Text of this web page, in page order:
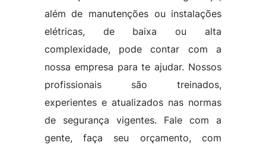
além de manutenções ou instalações
elétricas, de baixa ou alta
complexidade, pode contar com a
nossa empresa para te ajudar. Nossos
profissionais são treinados,
experientes e atualizados nas normas
de segurança vigentes. Fale com a
gente, faça seu orçamento, com